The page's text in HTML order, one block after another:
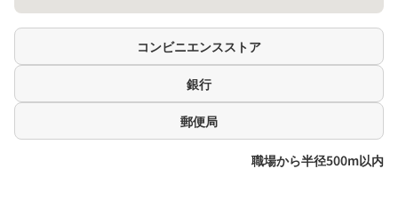
コンビニエンスストア
銀行
郵便局
職場から半径500m以内